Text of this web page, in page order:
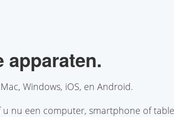
apparaten.
Windows, iOS, en Android.
nu een computer, smartphone of